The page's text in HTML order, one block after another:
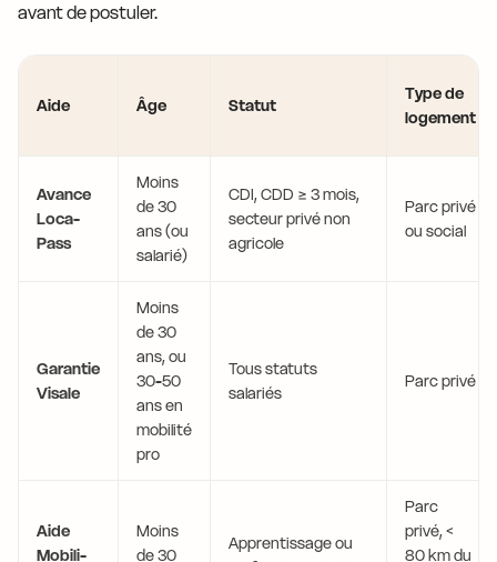
avant de postuler.
Aide Âge Statut
Type de
logement
Avance
Loca-
Pass
Moins
de 30
ans (ou
salarié)
CDI, CDD ≥ 3 mois,
secteur privé non
agricole
Parc privé
ou social
Garantie
Visale
Moins
de 30
ans, ou
30-50
ans en
mobilité
pro
Tous statuts
salariés
Parc privé
Aide
Mobili-
Moins
de 30
Apprentissage ou
Parc
privé, <
80 km du